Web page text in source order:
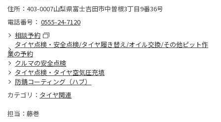
住所：403-0007山梨県富士吉田市中曽根3丁目9番36号
電話番号： 0555-24-7120
相談予約
タイヤ点検・安全点検/タイヤ履き替え/オイル交換/その他ピット作
業の予約
クルマの安全点検
タイヤ点検・タイヤ空気圧充填
防錆コーティング（ハブ）
カテゴリ： タイヤ関連
担当：藤巻